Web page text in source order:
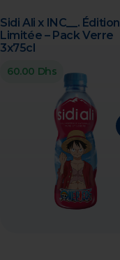
Sidi Ali x INC__. Édition
Limitée – Pack Verre
3x75cl
60.00 Dhs